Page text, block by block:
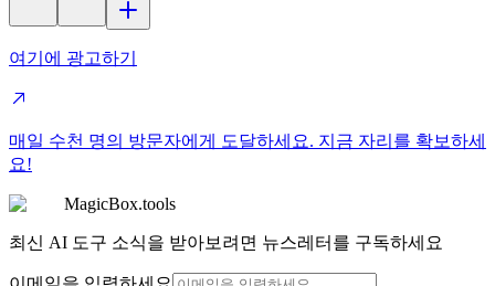
여기에 광고하기
매일 수천 명의 방문자에게 도달하세요. 지금 자리를 확보하세
요!
MagicBox.tools
최신 AI 도구 소식을 받아보려면 뉴스레터를 구독하세요